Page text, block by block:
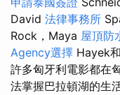
David 法律事務所
Rock，Maya 屋頂防
Agency選擇 Hayek
許多匈牙利電影都在
法掌握巴拉頓湖的生